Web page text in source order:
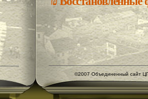
©2007 Объединенный сайт